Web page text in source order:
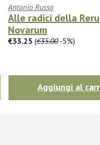
Antonio Russo
Alle radici della
Novarum
€33.25 (€35.00-5%)
Aggiungi al